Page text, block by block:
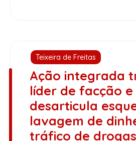
Teixeira de Freitas
Ação integrada
líder de facção e
desarticula
lavagem de
tráfico de drogas